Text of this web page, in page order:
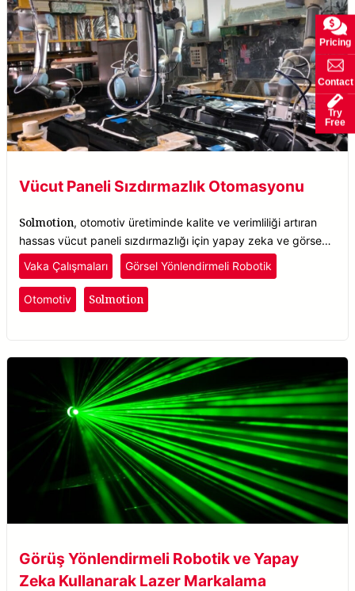
Vücut Paneli Sızdırmazlık Otomasyonu
Solmotion, otomotiv üretiminde kalite ve verimliliği artıran
hassas vücut paneli sızdırmazlığı için yapay zeka ve görsel
rehberli robotikleri birleştirir.
Vaka Çalışmaları Görsel Yönlendirmeli Robotik
Otomotiv Solmotion
Görüş Yönlendirmeli Robotik ve Yapay
Zeka Kullanarak Lazer Markalama
Pricing
Contact
Try
Free